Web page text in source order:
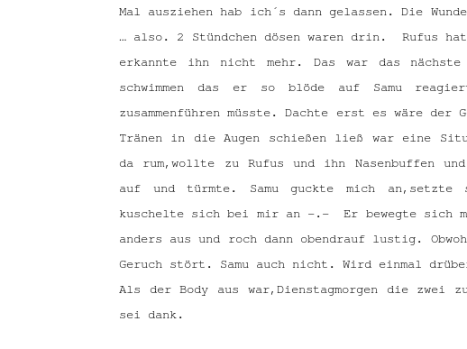
Mal ausziehen hab ich´s dann gelassen. Die
… also. 2 Stündchen dösen waren drin. Rufus
erkannte ihn nicht mehr. Das war das
schwimmen das er so blöde auf Samu
zusammenführen müsste. Dachte erst es wäre
Tränen in die Augen schießen ließ war eine
da rum,wollte zu Rufus und ihn Nasenbuffen
auf und türmte. Samu guckte mich
kuschelte sich bei mir an -.- Er bewegte sich
anders aus und roch dann obendrauf lustig.
Geruch stört. Samu auch nicht. Wird einmal
Als der Body aus war,Dienstagmorgen die zwei
sei dank.